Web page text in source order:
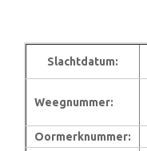
Slachtdatum:
Weegnummer:
Oormerknummer: